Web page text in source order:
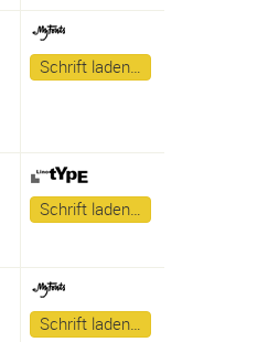
Schrift laden…
Schrift laden…
Schrift laden…